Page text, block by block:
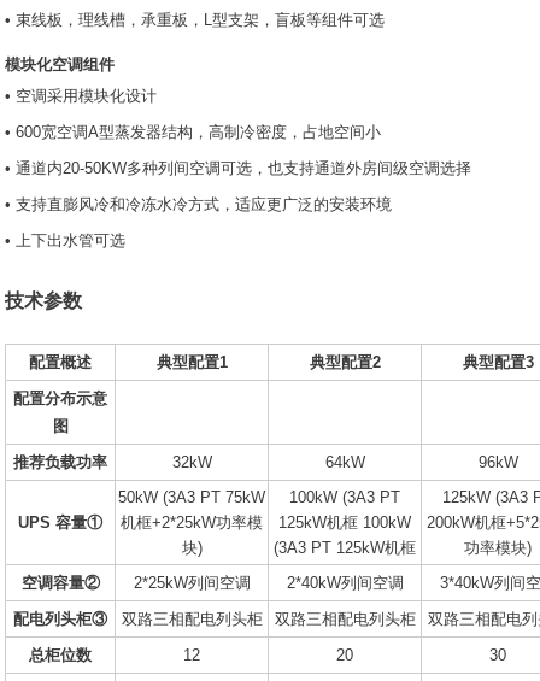
• 束线板，理线槽，承重板，L型支架，盲板等组件可选
模块化空调组件
• 空调采用模块化设计
• 600宽空调A型蒸发器结构，高制冷密度，占地空间小
• 通道内20-50KW多种列间空调可选，也支持通道外房间级空调选择
• 支持直膨风冷和冷冻水冷方式，适应更广泛的安装环境
• 上下出水管可选
技术参数
配置概述 典型配置1 典型配置2
典型配置3
配置分布示意
图
推荐负载功率
32kW 64kW 96kW
UPS 容量①
50kW (3A3 PT 75kW
机框+2*25kW功率模
块)
100kW (3A3 PT
125kW机框 100kW
(3A3 PT 125kW机框
125kW (3A3
200kW机框
功率模块)
空调容量②
2*25kW列间空调 2*40kW列间空调
3*40kW列间
配电列头柜③
双路三相配电列头柜 双路三相配电列头柜
双路三相配电
总柜位数
12 20
30